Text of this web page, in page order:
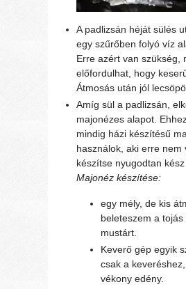
A padlizsán héját sülés
egy szűrőben folyó víz
Erre azért van szükség,
előfordulhat, hogy
Átmosás után jól
Amíg sül a padlizsán,
majonézes alapot.
mindig házi készítésű
használok, aki erre nem
készítse nyugodtan kész
Majonéz készítése:
egy mély, de kis
beleteszem a
mustárt.
Keverő gép egyik
csak a
vékony edény.